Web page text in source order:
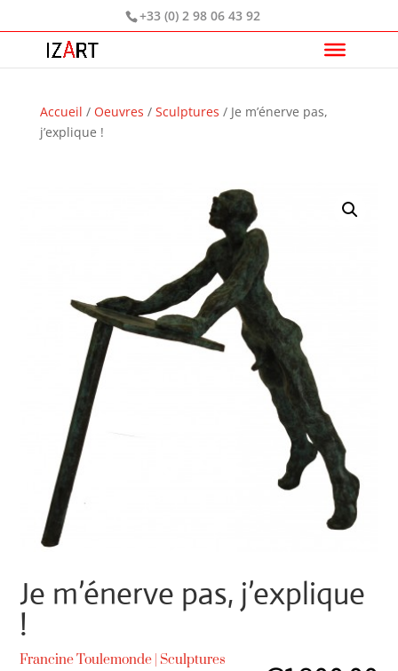
+33 (0) 2 98 06 43 92
Accueil / Oeuvres / Sculptures / Je m’énerve pas,
j’explique !
Je m’énerve pas, j’explique
!
Francine Toulemonde Sculptures